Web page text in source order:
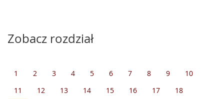
Zobacz rozdział
1 2 3 4 5 6 7 8 9
10
11
12 13 14 15 16 17
18